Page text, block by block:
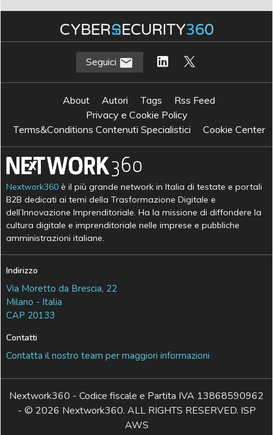
Seguici
About Autori Tags
Rss Feed
Privacy e Cookie Policy
Terms&Conditions Contenuti Specialistici
Cookie Center
Nextwork360 è il più grande network in Italia di testate e portali
B2B dedicati ai temi della Trasformazione Digitale e
dell’Innovazione Imprenditoriale. Ha la missione di diffondere la
cultura digitale e imprenditoriale nelle imprese e pubbliche
amministrazioni italiane.
Indirizzo
Via Moretto da Brescia, 22
Milano - Italia
CAP 20133
Contatti
Contatta il nostro team per maggiori informazioni
Nextwork360 - Codice fiscale e Partita IVA 13868590962
- © 2026 Nextwork360. ALL RIGHTS RESERVED. ISP
AWS